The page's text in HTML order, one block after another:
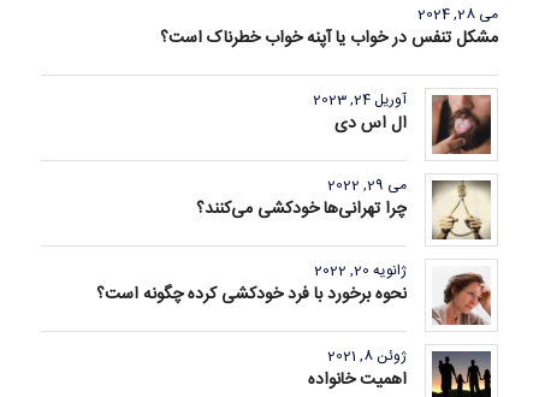
می 28, 2024
مشکل تنفس در خواب یا آپنه خواب خطرناک است؟
آوریل 24, 2023
ال اس دی
می 29, 2022
چرا تهرانی‌ها خودکشی می‌کنند؟
ژانویه 20, 2022
نحوه برخورد با فرد خودکشی کرده چگونه است؟
ژوئن 8, 2021
اهمیت خانواده